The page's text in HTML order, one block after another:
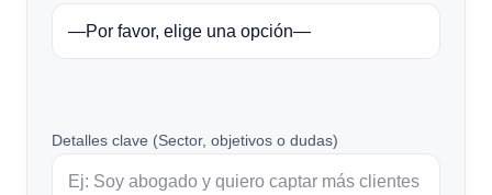
Detalles clave (Sector, objetivos o dudas)